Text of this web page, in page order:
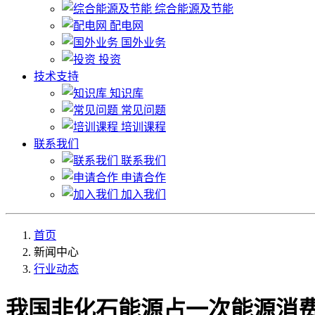
综合能源及节能
配电网
国外业务
投资
技术支持
知识库
常见问题
培训课程
联系我们
联系我们
申请合作
加入我们
首页
新闻中心
行业动态
我国非化石能源占一次能源消